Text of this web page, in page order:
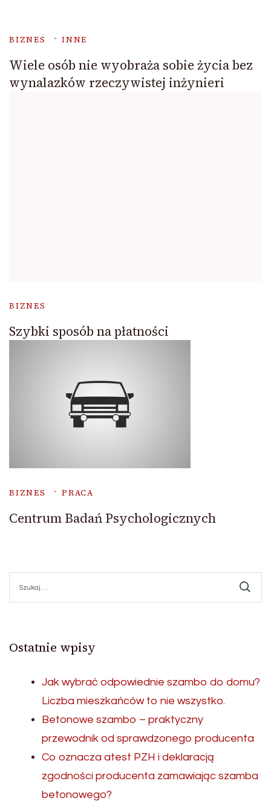
BIZNES INNE
Wiele osób nie wyobraża sobie życia bez
wynalazków rzeczywistej inżynieri
BIZNES
Szybki sposób na płatności
BIZNES PRACA
Centrum Badań Psychologicznych
Ostatnie wpisy
Jak wybrać odpowiednie szambo do domu?
Liczba mieszkańców to nie wszystko.
Betonowe szambo – praktyczny
przewodnik od sprawdzonego producenta
Co oznacza atest PZH i deklaracją
zgodności producenta zamawiając szamba
betonowego?